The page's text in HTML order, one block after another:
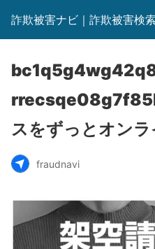
詐欺被害ナビ｜詐欺被害検
スをずっとオン
fraudnavi